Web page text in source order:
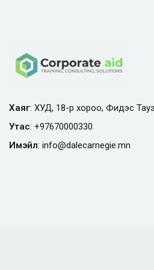
Хаяг: ХУД, 18-р хороо, Фидэс
Утас: +97670000330
Имэйл: info@dalecarnegie.mn